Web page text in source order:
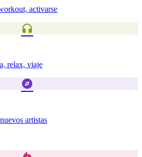
activarse
headphones
relax, viaje
explore
artistas